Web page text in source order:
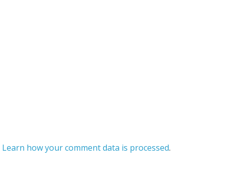
Learn how your comment data is processed.